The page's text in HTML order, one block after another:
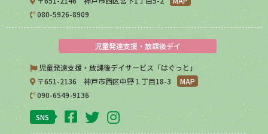
080-5926-8909
児童発達支援・放課後デイ
児童発達支援・放課後デイサービス「はぐっと」
〒651-2136 神戸市西区中野１丁目18-3
MAP
090-6549-9136
SNS